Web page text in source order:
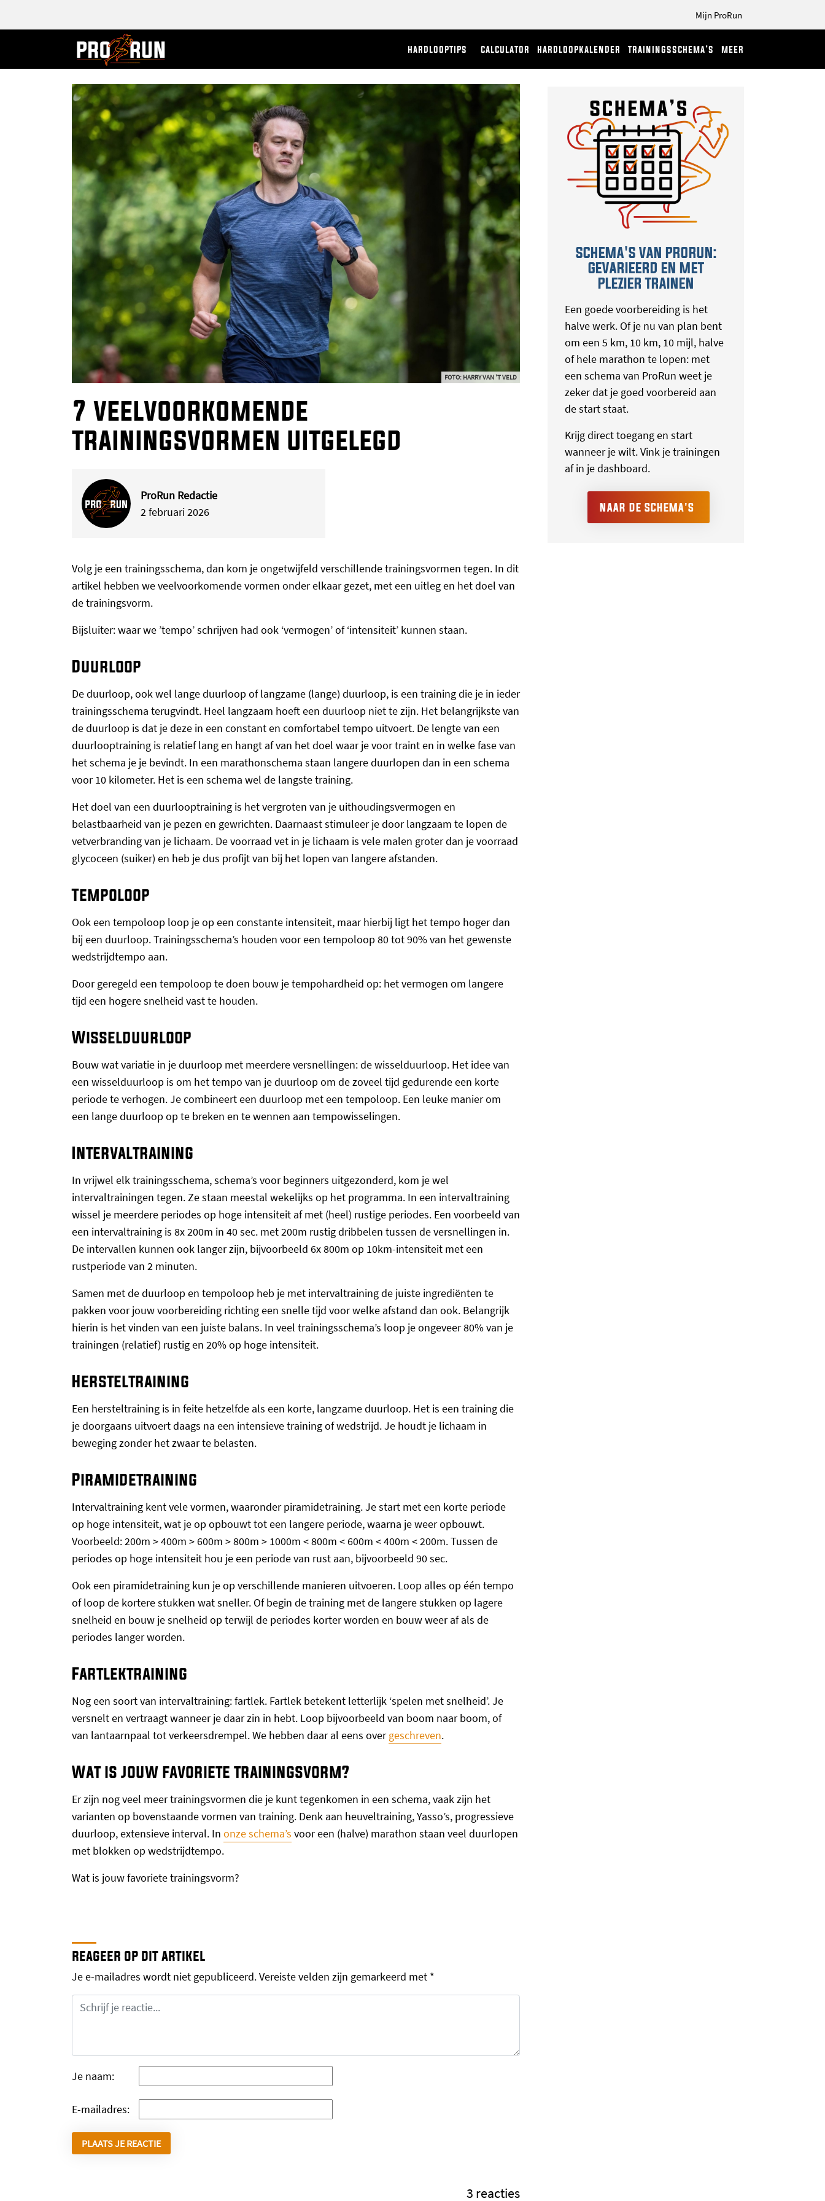
Mijn ProRun
hardlooptips calculator hardloopkalender trainingsschema’s meer
FOTO: HARRY VAN 'T VELD
7 veelvoorkomende
trainingsvormen uitgelegd
ProRun Redactie
2 februari 2026
Volg je een trainingsschema, dan kom je ongetwijfeld verschillende trainingsvormen tegen. In dit
artikel hebben we veelvoorkomende vormen onder elkaar gezet, met een uitleg en het doel van
de trainingsvorm.
Bijsluiter: waar we ’tempo’ schrijven had ook ‘vermogen’ of ‘intensiteit’ kunnen staan.
Duurloop
De duurloop, ook wel lange duurloop of langzame (lange) duurloop, is een training die je in ieder
trainingsschema terugvindt. Heel langzaam hoeft een duurloop niet te zijn. Het belangrijkste van
de duurloop is dat je deze in een constant en comfortabel tempo uitvoert. De lengte van een
duurlooptraining is relatief lang en hangt af van het doel waar je voor traint en in welke fase van
het schema je je bevindt. In een marathonschema staan langere duurlopen dan in een schema
voor 10 kilometer. Het is een schema wel de langste training.
Het doel van een duurlooptraining is het vergroten van je uithoudingsvermogen en
belastbaarheid van je pezen en gewrichten. Daarnaast stimuleer je door langzaam te lopen de
vetverbranding van je lichaam. De voorraad vet in je lichaam is vele malen groter dan je voorraad
glycoceen (suiker) en heb je dus profijt van bij het lopen van langere afstanden.
Tempoloop
Ook een tempoloop loop je op een constante intensiteit, maar hierbij ligt het tempo hoger dan
bij een duurloop. Trainingsschema’s houden voor een tempoloop 80 tot 90% van het gewenste
wedstrijdtempo aan.
Door geregeld een tempoloop te doen bouw je tempohardheid op: het vermogen om langere
tijd een hogere snelheid vast te houden.
Wisselduurloop
Bouw wat variatie in je duurloop met meerdere versnellingen: de wisselduurloop. Het idee van
een wisselduurloop is om het tempo van je duurloop om de zoveel tijd gedurende een korte
periode te verhogen. Je combineert een duurloop met een tempoloop. Een leuke manier om
een lange duurloop op te breken en te wennen aan tempowisselingen.
Intervaltraining
In vrijwel elk trainingsschema, schema’s voor beginners uitgezonderd, kom je wel
intervaltrainingen tegen. Ze staan meestal wekelijks op het programma. In een intervaltraining
wissel je meerdere periodes op hoge intensiteit af met (heel) rustige periodes. Een voorbeeld van
een intervaltraining is 8x 200m in 40 sec. met 200m rustig dribbelen tussen de versnellingen in.
De intervallen kunnen ook langer zijn, bijvoorbeeld 6x 800m op 10km-intensiteit met een
rustperiode van 2 minuten.
Samen met de duurloop en tempoloop heb je met intervaltraining de juiste ingrediënten te
pakken voor jouw voorbereiding richting een snelle tijd voor welke afstand dan ook. Belangrijk
hierin is het vinden van een juiste balans. In veel trainingsschema’s loop je ongeveer 80% van je
trainingen (relatief) rustig en 20% op hoge intensiteit.
Hersteltraining
Een hersteltraining is in feite hetzelfde als een korte, langzame duurloop. Het is een training die
je doorgaans uitvoert daags na een intensieve training of wedstrijd. Je houdt je lichaam in
beweging zonder het zwaar te belasten.
Piramidetraining
Intervaltraining kent vele vormen, waaronder piramidetraining. Je start met een korte periode
op hoge intensiteit, wat je op opbouwt tot een langere periode, waarna je weer opbouwt.
Voorbeeld: 200m > 400m > 600m > 800m > 1000m < 800m < 600m < 400m < 200m. Tussen de
periodes op hoge intensiteit hou je een periode van rust aan, bijvoorbeeld 90 sec.
Ook een piramidetraining kun je op verschillende manieren uitvoeren. Loop alles op één tempo
of loop de kortere stukken wat sneller. Of begin de training met de langere stukken op lagere
snelheid en bouw je snelheid op terwijl de periodes korter worden en bouw weer af als de
periodes langer worden.
Fartlektraining
Nog een soort van intervaltraining: fartlek. Fartlek betekent letterlijk ‘spelen met snelheid’. Je
versnelt en vertraagt wanneer je daar zin in hebt. Loop bijvoorbeeld van boom naar boom, of
van lantaarnpaal tot verkeersdrempel. We hebben daar al eens overgeschreven.
Wat is jouw favoriete trainingsvorm?
Er zijn nog veel meer trainingsvormen die je kunt tegenkomen in een schema, vaak zijn het
varianten op bovenstaande vormen van training. Denk aan heuveltraining, Yasso’s, progressieve
duurloop, extensieve interval. In onze schema’s voor een (halve) marathon staan veel duurlopen
met blokken op wedstrijdtempo.
Wat is jouw favoriete trainingsvorm?
reageer op dit artikel
Je e-mailadres wordt niet gepubliceerd.Vereiste velden zijn gemarkeerd met *
Je naam:
E-mailadres:
3 reacties
SCHEMA'S VAN PRORUN:
GEVARIEERD EN MET
PLEZIER TRAINEN
Een goede voorbereiding is het
halve werk. Of je nu van plan bent
om een 5 km, 10 km, 10 mijl, halve
of hele marathon te lopen: met
een schema van ProRun weet je
zeker dat je goed voorbereid aan
de start staat.
Krijg direct toegang en start
wanneer je wilt. Vink je trainingen
af in je dashboard.
NAAR DE SCHEMA'S